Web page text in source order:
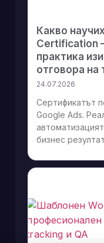
Какво
Certification
практика
отговора на
24.07.2026
Сертификатът
Google Ads.
бизнес